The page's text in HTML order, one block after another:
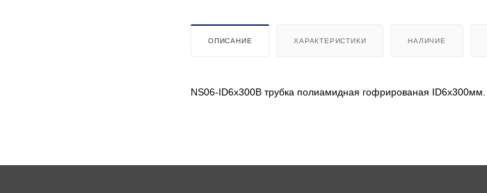
ОПИСАНИЕ ХАРАКТЕРИСТИКИ НАЛИЧИЕ
NS06-ID6x300B трубка полиамидная гофрированая ID6x300мм.